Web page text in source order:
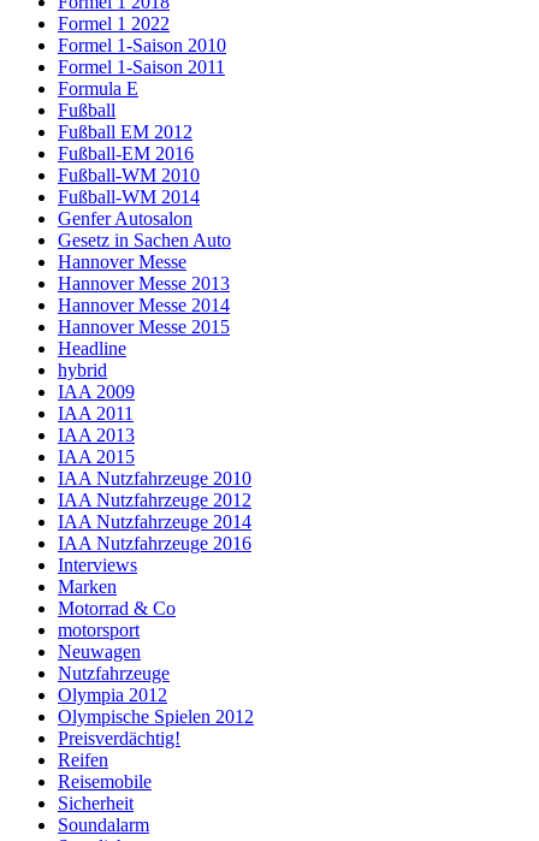
Formel 1 2022
Formel 1-Saison 2010
Formel 1-Saison 2011
Formula E
Fußball
Fußball EM 2012
Fußball-EM 2016
Fußball-WM 2010
Fußball-WM 2014
Genfer Autosalon
Gesetz in Sachen Auto
Hannover Messe
Hannover Messe 2013
Hannover Messe 2014
Hannover Messe 2015
Headline
hybrid
IAA 2009
IAA 2011
IAA 2013
IAA 2015
IAA Nutzfahrzeuge 2010
IAA Nutzfahrzeuge 2012
IAA Nutzfahrzeuge 2014
IAA Nutzfahrzeuge 2016
Interviews
Marken
Motorrad & Co
motorsport
Neuwagen
Nutzfahrzeuge
Olympia 2012
Olympische Spielen 2012
Preisverdächtig!
Reifen
Reisemobile
Sicherheit
Soundalarm